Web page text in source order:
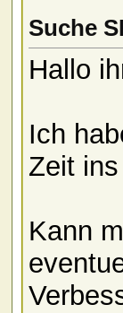
Suche
Hallo
Ich
Zeit
Kann